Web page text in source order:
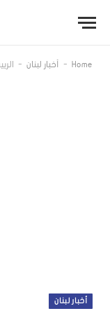
Home
- أخبار لبنان -
أخبار لبنان